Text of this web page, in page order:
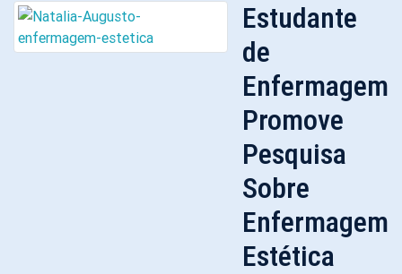
Estudante
de
Enfermagem
Promove
Pesquisa
Sobre
Enfermagem
Estética